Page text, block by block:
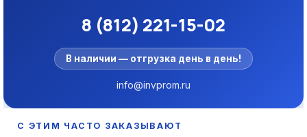
8 (812) 221-15-02
В наличии — отгрузка день в день!
info@invprom.ru